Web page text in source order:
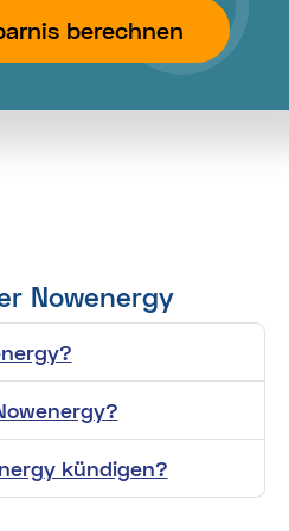
berechnen
Nowenergy
kündigen?